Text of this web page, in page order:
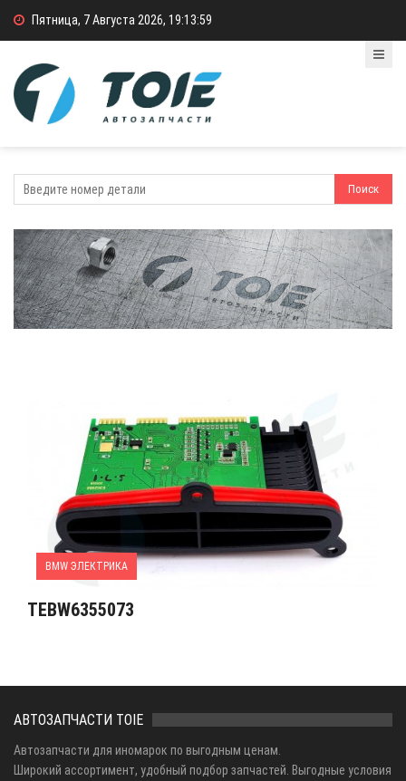
Пятница, 7 Августа 2026, 19:13:59
BMW ЭЛЕКТРИКА
TEBW6355073
АВТОЗАПЧАСТИ TOIE
Автозапчасти для иномарок по выгодным ценам.
Широкий ассортимент, удобный подбор запчастей. Выгодные условия